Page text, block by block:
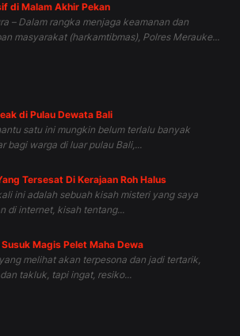
di Malam Akhir Pekan
– Dalam rangka menjaga keamanan dan
masyarakat (harkamtibmas), Polres Merauke...
di Pulau Dewata Bali
satu ini mungkin belum terlalu banyak
bagi warga di luar pulau Bali,...
Tersesat Di Kerajaan Roh Halus
ini adalah sebuah kisah misteri yang saya
di internet, kisah tentang...
Magis Pelet Maha Dewa
melihat akan terpesona dan jadi tertarik,
takluk, tapi ingat, resiko...